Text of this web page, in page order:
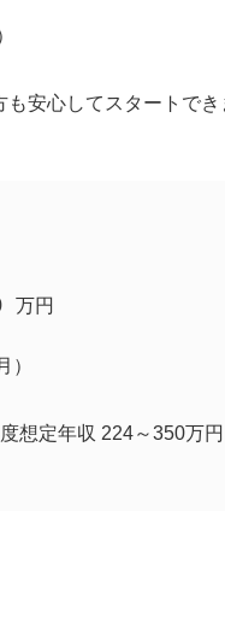
安心してスタートでき
万円
）
想定年収 224～350万円